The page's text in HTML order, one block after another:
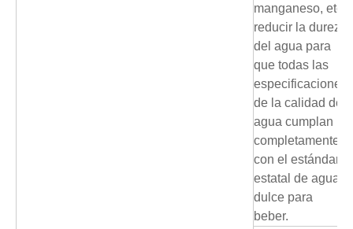
manganeso, etc.,
reducir la dureza
del agua para
que todas las
especificaciones
de la calidad del
agua cumplan
completamente
con el estándar
estatal de agua
dulce para
beber.